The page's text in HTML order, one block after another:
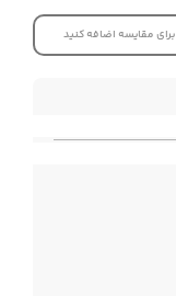
برای مقایسه اضافه کنید